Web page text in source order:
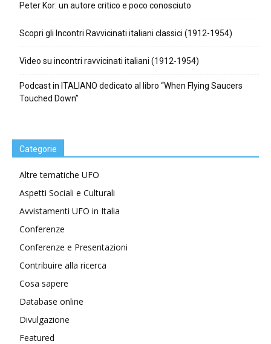
Peter Kor: un autore critico e poco conosciuto
Scopri gli Incontri Ravvicinati italiani classici (1912-1954)
Video su incontri ravvicinati italiani (1912-1954)
Podcast in ITALIANO dedicato al libro “When Flying Saucers
Touched Down”
Categorie
Altre tematiche UFO
Aspetti Sociali e Culturali
Avvistamenti UFO in Italia
Conferenze
Conferenze e Presentazioni
Contribuire alla ricerca
Cosa sapere
Database online
Divulgazione
Featured